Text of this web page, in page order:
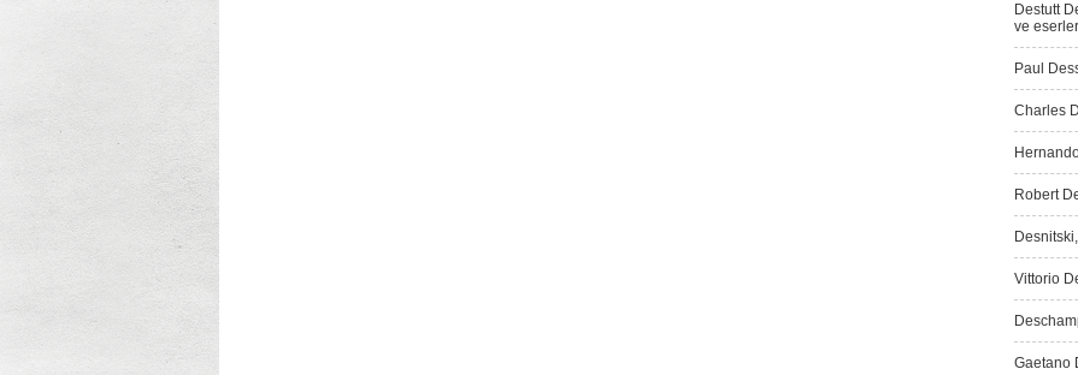
Destutt
ve
Paul
Charles
Robert
Vittorio
Gaetano